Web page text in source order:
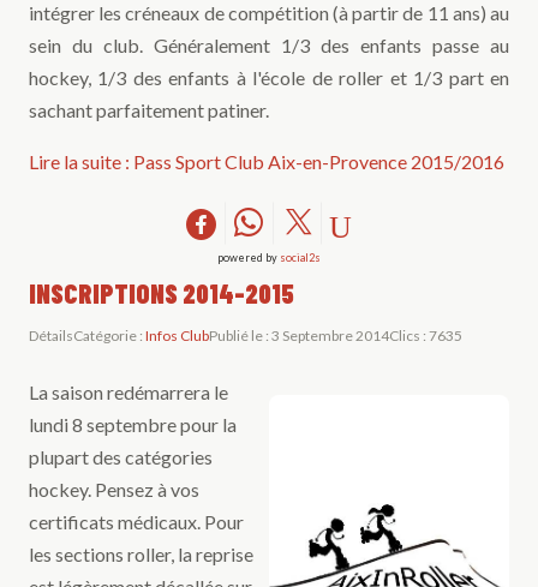
intégrer les créneaux de compétition (à partir de 11 ans) au
sein du club. Généralement 1/3 des enfants passe au
hockey, 1/3 des enfants à l'école de roller et 1/3 part en
sachant parfaitement patiner.
Lire la suite : Pass Sport Club Aix-en-Provence 2015/2016
powered by social2s
INSCRIPTIONS 2014-2015
DétailsCatégorie : Infos ClubPublié le : 3 Septembre 2014Clics : 7635
La saison redémarrera le
lundi 8 septembre pour la
plupart des catégories
hockey. Pensez à vos
certificats médicaux. Pour
les sections roller, la reprise